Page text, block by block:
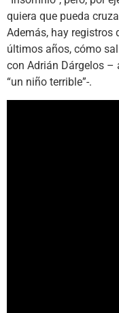
quiera que pueda
Además, hay registros
últimos años, cómo
con Adrián Dárgelos –
“un niño terrible”-.